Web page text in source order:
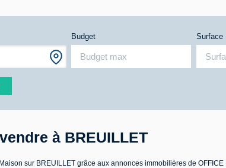
Budget Surface
à BREUILLET
sur BREUILLET grâce aux annonces immobilières de OFFICE